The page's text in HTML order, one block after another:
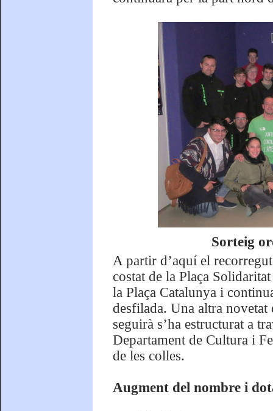
Sorteig
A partir d’aquí el
costat de la Plaça
la Plaça Catalunya i
desfilada. Una altra novetat
seguirà s’ha estructurat a
Departament de Cultura i
de les colles.
Augment del nombre i